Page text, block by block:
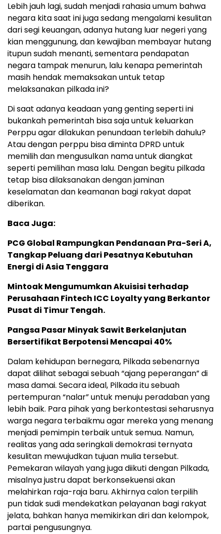
Lebih jauh lagi, sudah menjadi rahasia umum bahwa
negara kita saat ini juga sedang mengalami kesulitan
dari segi keuangan, adanya hutang luar negeri yang
kian menggunung, dan kewajiban membayar hutang
itupun sudah menanti, sementara pendapatan
negara tampak menurun, lalu kenapa pemerintah
masih hendak memaksakan untuk tetap
melaksanakan pilkada ini?
Di saat adanya keadaan yang genting seperti ini
bukankah pemerintah bisa saja untuk keluarkan
Perppu agar dilakukan penundaan terlebih dahulu?
Atau dengan perppu bisa diminta DPRD untuk
memilih dan mengusulkan nama untuk diangkat
seperti pemilihan masa lalu. Dengan begitu pilkada
tetap bisa dilaksanakan dengan jaminan
keselamatan dan keamanan bagi rakyat dapat
diberikan.
Baca Juga:
PCG Global Rampungkan Pendanaan Pra-Seri A,
Tangkap Peluang dari Pesatnya Kebutuhan
Energi di Asia Tenggara
Mintoak Mengumumkan Akuisisi terhadap
Perusahaan Fintech ICC Loyalty yang Berkantor
Pusat di Timur Tengah.
Pangsa Pasar Minyak Sawit Berkelanjutan
Bersertifikat Berpotensi Mencapai 40%
Dalam kehidupan bernegara, Pilkada sebenarnya
dapat dilihat sebagai sebuah “ajang peperangan” di
masa damai. Secara ideal, Pilkada itu sebuah
pertempuran “nalar” untuk menuju peradaban yang
lebih baik. Para pihak yang berkontestasi seharusnya
warga negara terbaikmu agar mereka yang menang
menjadi pemimpin terbaik untuk semua. Namun,
realitas yang ada seringkali demokrasi ternyata
kesulitan mewujudkan tujuan mulia tersebut.
Pemekaran wilayah yang juga diikuti dengan Pilkada,
misalnya justru dapat berkonsekuensi akan
melahirkan raja-raja baru. Akhirnya calon terpilih
pun tidak sudi mendekatkan pelayanan bagi rakyat
jelata, bahkan hanya memikirkan diri dan kelompok,
partai pengusungnya.